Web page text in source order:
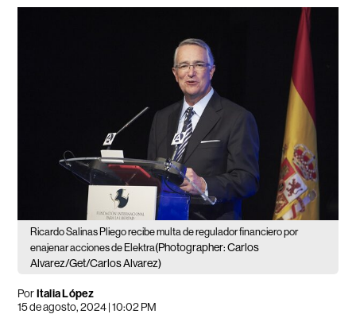
Ricardo Salinas Pliego recibe multa de regulador financiero por
enajenar acciones de Elektra(Photographer: Carlos
Alvarez/Get/Carlos Alvarez)
PorItalia López
15 de agosto, 2024 | 10:02 PM